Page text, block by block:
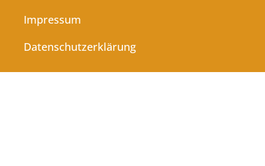
Impressum
Datenschutzerklärung